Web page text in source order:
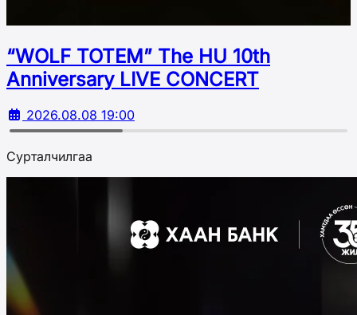
“WOLF TOTEM” The HU 10th
Аnniversary LIVE CONCERT
2026.08.08 19:00
Сурталчилгаа